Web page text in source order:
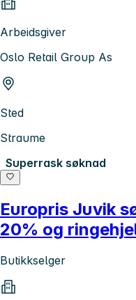
Arbeidsgiver
Oslo Retail Group As
Sted
Straume
Superrask søknad
Europris Juvik
20% og
Butikkselger